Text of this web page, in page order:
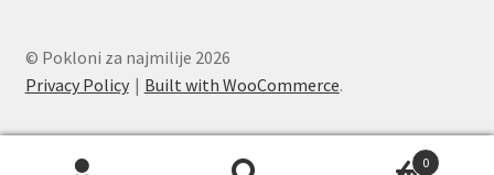
© Pokloni za najmilije 2026
Privacy Policy
Built with WooCommerce.
0